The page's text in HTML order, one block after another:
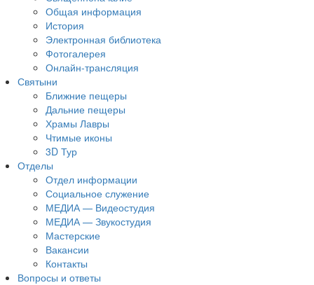
Общая информация
История
Электронная библиотека
Фотогалерея
Онлайн-трансляция
Святыни
Ближние пещеры
Дальние пещеры
Храмы Лавры
Чтимые иконы
3D Тур
Отделы
Отдел информации
Социальное служение
МЕДИА — Видеостудия
МЕДИА — Звукостудия
Мастерские
Вакансии
Контакты
Вопросы и ответы